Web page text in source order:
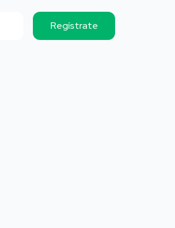
Regístrate